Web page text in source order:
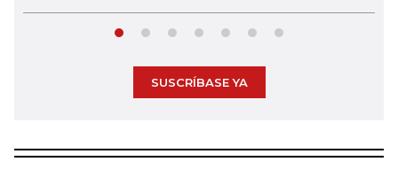
SUSCRÍBASE YA